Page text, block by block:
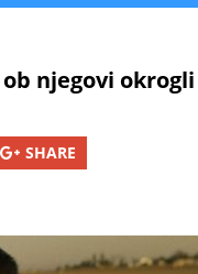
njegovi
SHARE